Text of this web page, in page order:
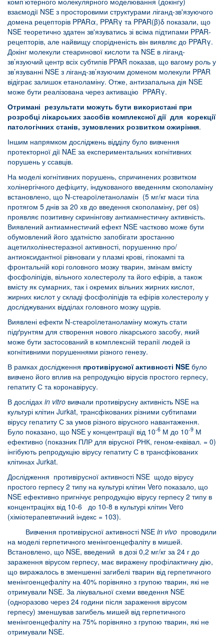
взаємодії NSE з просторовими структурами ліганд-зв'язуючого
домена рецепторів PPARα, PPARγ та PPAR(β)δ показали, що
NSE теоретично здатен зв'язуватись зі всіма підтипами PPAR-
рецепторів, але найвищу спорідненість він виявляє до PPARγ.
Докінг молекули стеаринової кислоти та NSE в ліганд-
зв’язуючий центр всіх субтипів PPAR показав, що вагому роль у
зв’язуванні NSE з ліганд-зв’язуючим доменом молекули PPAR
відіграє залишок етаноламіну. Отже, антизапальна дія NSE
може бути реалізована через активацію PPARγ.
Отримані результати можуть бути використані при
розробці лікарських засобів комплексної дії для корекції
патологічних станів, зумовлених розвитком ожиріння.
Іншим напрямком досліджень відділу було вивчення
протекторної дії NAE за експериментальних когнітивних
порушень у ссавців.
На моделі когнітивних порушень, спричинених розвитком
холінергічного дефіциту, індукованого введенням скополаміну
встановлено, що N-стеароїлетаноламін (5 мг/кг маси тіла
протягом 5 днів за 20 хв до введення скополаміну, per os)
проявляє позитивну скринінгову антиамнестичну активність.
Виявлений антиамнестичий ефект NSE частково може бути
обумовлений його здатністю запобігати зростанню
ацетилхолінестеразної активності, порушенню про/
антиоксидантної рівноваги у плазмі крові, гіпокампі та
фронтальній корі головного мозку тварин, змінам вмісту
фосфоліпідів, вільного холестеролу та його ефірів, а також
вмісту як сумарних, так і окремих вільних жирних кислот,
жирних кислот у складі фосфоліпідів та ефірів холестеролу у
досліджуваних відділах головного мозку щурів.
Виявлені ефекти N-стеароїлетаноламіну можуть стати
підґрунтям для створення нового лікарського засобу, який
може бути застосований в комплексній терапії людей із
когнітивними порушеннями різного генезу.
В рамках дослідження противірусної активності NSE було
вивчено його вплив на репродукцію вірусів простого герпесу,
гепатиту С та коронавірусу.
В дослідах in vitro вивчали противірусну активність NSE на
культурі клітин Jurkat, трансфікованих різними субтипами
вірусу гепатиту С за умов різного вірусного навантаження.
Було показано, що NSE у концентрації від 10-6 М до 10-9 М
ефективно (показник ПЛР для вірусної РНК, геном-еквівал. = 0)
інгібують репродукцію вірусу гепатиту С в трансфікованих
клітинах Jurkat.
Дослідження противірусної активності NSE щодо вірусу
простого герпесу 2 типу на культурі клітин Vero показало, що
NSE ефективно пригнічує репродукцію вірусу герпесу 2 типу в
концентраціях від 10-6 до 10-8 в культурі клітин Vero
(хіміотерапевтичний індекс = 103).
Вивчення противірусної активності NSE in vivo проводили
на моделі герпетичного менінгоенцефаліту в мишей.
Встановлено, що NSE, введений в дозі 0,2 мг/кг за 24 г до
зараження вірусом герпесу, має виражену профілактичну дію,
що виражалось в зменшенні загибелі тварин від герпетичного
менінгоенцефаліту на 40% порівняно з групою тварин, які не
отримували NSE. За лікувальної схеми введення NSE
(одноразово через 24 години після зараження вірусом
герпесу) зменшував загибель мишей від герпетичного
менінгоенцефаліту на 75% порівняно з групою тварин, які не
отримували NSE.